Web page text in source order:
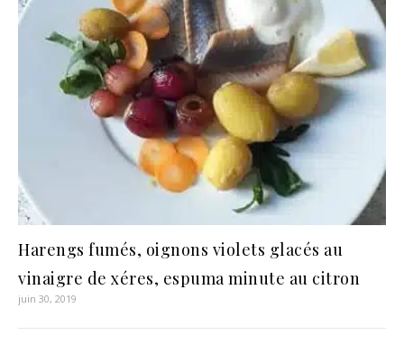
Harengs fumés, oignons violets glacés au
vinaigre de xéres, espuma minute au citron
juin 30, 2019